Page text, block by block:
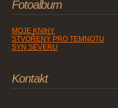
Fotoalbum
MOJE KNIHY
STVOŘENÝ PRO TEMNOTU
SYN SEVERU
Kontakt